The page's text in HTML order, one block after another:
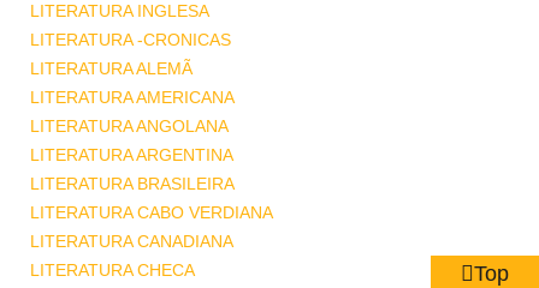
LITERATURA INGLESA
LITERATURA -CRONICAS
LITERATURA ALEMÃ
LITERATURA AMERICANA
LITERATURA ANGOLANA
LITERATURA ARGENTINA
LITERATURA BRASILEIRA
LITERATURA CABO VERDIANA
LITERATURA CANADIANA
LITERATURA CHECA
Top